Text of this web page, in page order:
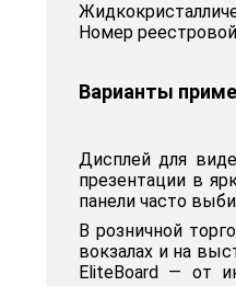
Номер
Варианты
Дисплей для
презентации в
панели часто
В розничной
вокзалах и на
EliteBoard — от